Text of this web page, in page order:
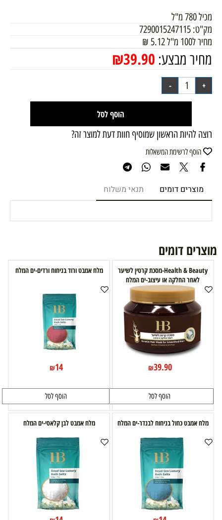
מכיל 780 מ"ל
מק"ט: 7290015247115
מחיר ל100 מ"ל
5.12
₪
מחיר מבצע: ₪39.90
הוסף לסל
רוצה להיות הראשון שמוסיף חוות דעת למוצר זה?
הוסף לרשימת המשאלות
מוצרים דומים תנאי משלוח
מוצרים דומים
Health & Beauty-מסכת קרטין לשיער
לאחר החלקה או עיצוב-ים המלח
₪39.90
הוסף לסל
מלח אמבט ורוד בניחוח ורדים-ים המלח
₪14
הוסף לסל
מלח אמבט כחול בניחוח לבנדר-ים המלח מלח אמבט לבן קלאסי-ים המלח